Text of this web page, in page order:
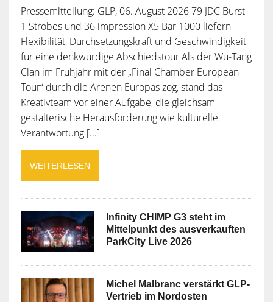
Pressemitteilung: GLP, 06. August 2026 79 JDC Burst
1 Strobes und 36 impression X5 Bar 1000 liefern
Flexibilität, Durchsetzungskraft und Geschwindigkeit
für eine denkwürdige Abschiedstour Als der Wu-Tang
Clan im Frühjahr mit der „Final Chamber European
Tour“ durch die Arenen Europas zog, stand das
Kreativteam vor einer Aufgabe, die gleichsam
gestalterische Herausforderung wie kulturelle
Verantwortung [...]
WEITERLESEN
Infinity CHIMP G3 steht im
Mittelpunkt des ausverkauften
ParkCity Live 2026
Michel Malbranc verstärkt GLP-
Vertrieb im Nordosten